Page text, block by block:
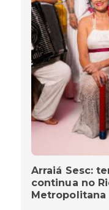
Arraiá Sesc:
continua no
Metropolitana